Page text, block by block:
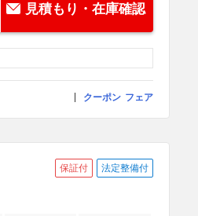
見積もり・在庫確認
クーポン フェア
保証付 法定整備付